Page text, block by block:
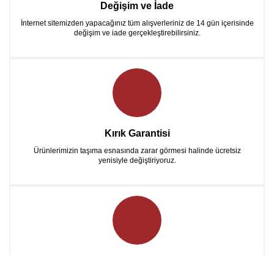
Değişim ve İade
İnternet sitemizden yapacağınız tüm alışverleriniz de 14 gün içerisinde
değişim ve iade gerçekleştirebilirsiniz.
Kırık Garantisi
Ürünlerimizin taşıma esnasında zarar görmesi halinde ücretsiz
yenisiyle değiştiriyoruz.